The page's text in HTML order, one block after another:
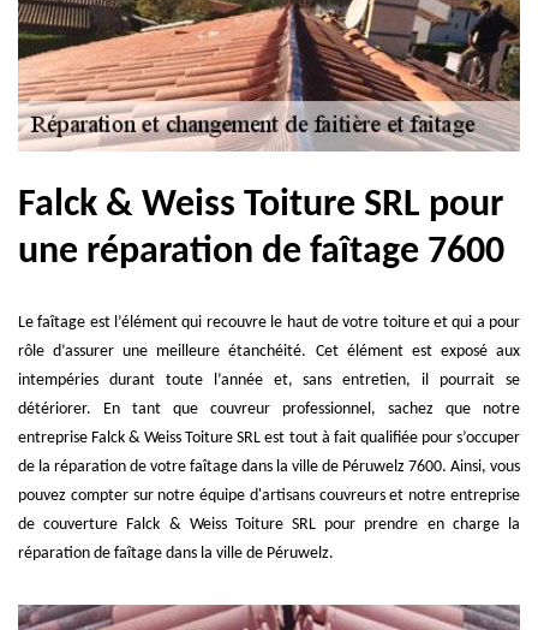
Falck & Weiss Toiture SRL pour
une réparation de faîtage 7600
Le faîtage est l’élément qui recouvre le haut de votre toiture et qui a pour
rôle d’assurer une meilleure étanchéité. Cet élément est exposé aux
intempéries durant toute l’année et, sans entretien, il pourrait se
détériorer. En tant que couvreur professionnel, sachez que notre
entreprise Falck & Weiss Toiture SRL est tout à fait qualifiée pour s’occuper
de la réparation de votre faîtage dans la ville de Péruwelz 7600. Ainsi, vous
pouvez compter sur notre équipe d'artisans couvreurs et notre entreprise
de couverture Falck & Weiss Toiture SRL pour prendre en charge la
réparation de faîtage dans la ville de Péruwelz.